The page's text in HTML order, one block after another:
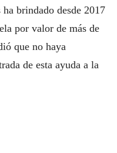
brindado desde 2017
por valor de más de
que no haya
de esta ayuda a la